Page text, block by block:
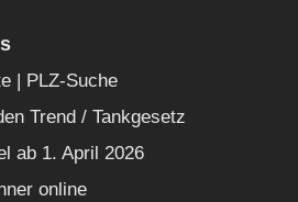
| PLZ-Suche
Trend / Tankgesetz
ab 1. April 2026
online